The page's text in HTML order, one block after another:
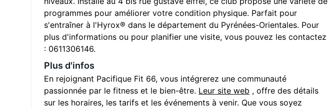
programmes pour améliorer votre condition physique. Parfait pour
s'entraîner à l'Hyrox® dans le département du Pyrénées-Orientales. Pour
plus d'informations ou pour planifier une visite, vous pouvez les contactez
: 0611306146.
Plus d'infos
En rejoignant Pacifique Fit 66, vous intégrerez une communauté
passionnée par le fitness et le bien-être. Leur site web , offre des détails
sur les horaires, les tarifs et les événements à venir. Que vous soyez